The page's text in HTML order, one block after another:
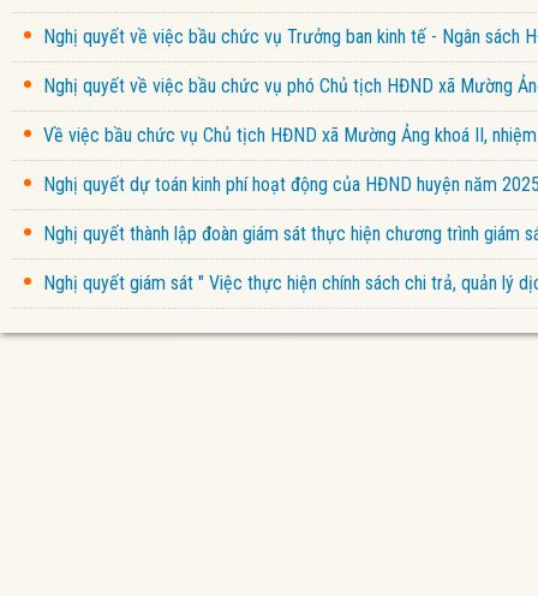
Nghị quyết về việc bầu chức vụ Trưởng ban kinh tế - Ngân sách
Nghị quyết về việc bầu chức vụ phó Chủ tịch HĐND xã Mường
Về việc bầu chức vụ Chủ tịch HĐND xã Mường Ảng khoá II,
Nghị quyết dự toán kinh phí hoạt động của HĐND huyện năm
Nghị quyết thành lập đoàn giám sát thực hiện chương trình giám
Nghị quyết giám sát " Việc thực hiện chính sách chi trả, quản lý